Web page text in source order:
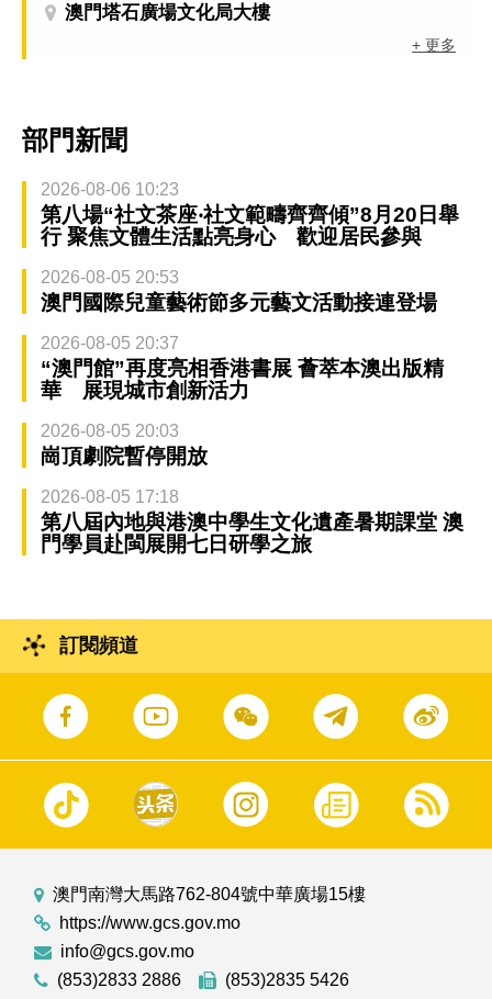
澳門塔石廣場文化局大樓
+ 更多
部門新聞
2026-08-06 10:23
第八場“社文茶座‧社文範疇齊齊傾”8月20日舉
行 聚焦文體生活點亮身心 歡迎居民參與
2026-08-05 20:53
澳門國際兒童藝術節多元藝文活動接連登場
2026-08-05 20:37
“澳門館”再度亮相香港書展 薈萃本澳出版精
華 展現城市創新活力
2026-08-05 20:03
崗頂劇院暫停開放
2026-08-05 17:18
第八屆內地與港澳中學生文化遺產暑期課堂 澳
門學員赴閩展開七日研學之旅
訂閱頻道
澳門南灣大馬路762-804號中華廣場15樓
https://www.gcs.gov.mo
info@gcs.gov.mo
(853)2833 2886
(853)2835 5426